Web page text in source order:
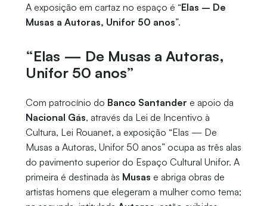
A exposição em cartaz no espaço é “Elas – De
Musas a Autoras, Unifor 50 anos”.
“Elas — De Musas a Autoras,
Unifor 50 anos”
Com patrocínio do Banco Santander e apoio da
Nacional Gás, através da Lei de Incentivo à
Cultura, Lei Rouanet, a exposição “Elas — De
Musas a Autoras, Unifor 50 anos” ocupa as três alas
do pavimento superior do Espaço Cultural Unifor. A
primeira é destinada às Musas e abriga obras de
artistas homens que elegeram a mulher como tema;